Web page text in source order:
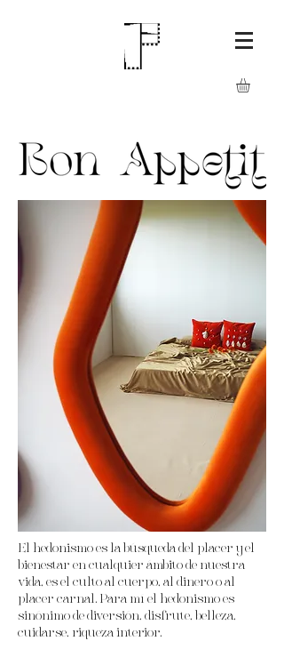
El hedonismo es la búsqueda del placer y el
bienestar en cualquier ámbito de nuestra
vida, es el culto al cuerpo, al dinero o al
placer carnal. Para mí el hedonismo es
sinónimo de diversión, disfrute, belleza,
cuidarse, riqueza interior.